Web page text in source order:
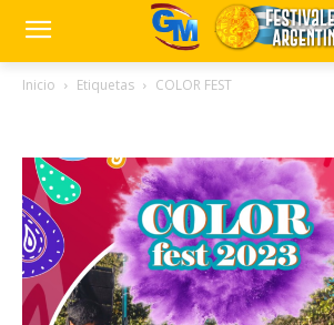
Inicio Etiquetas COLOR FEST